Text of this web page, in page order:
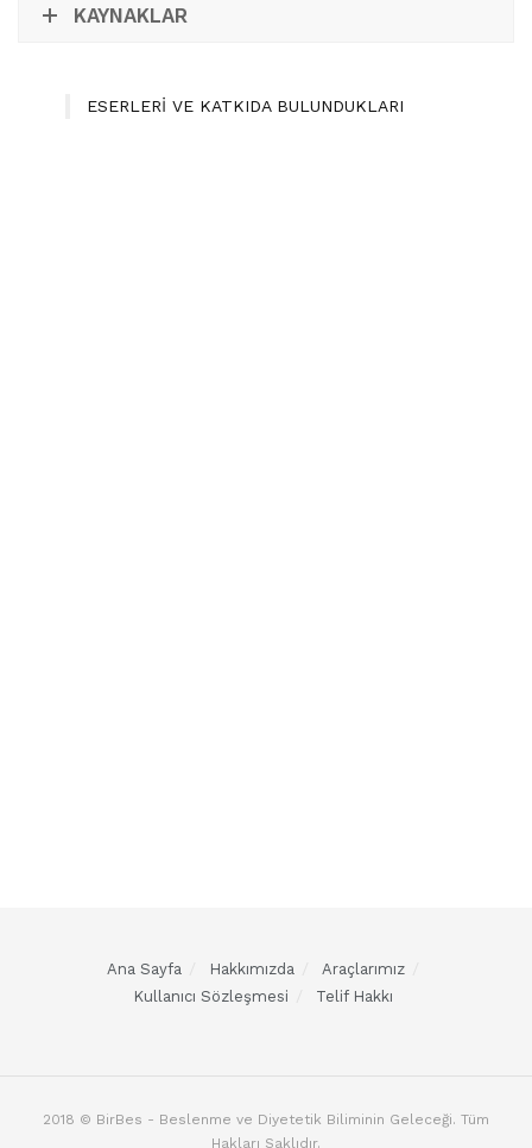
KAYNAKLAR
ESERLERİ VE KATKIDA BULUNDUKLARI
Ana Sayfa Hakkımızda
Araçlarımız
Kullanıcı Sözleşmesi
Telif Hakkı
2018 © BirBes - Beslenme ve Diyetetik Biliminin Geleceği. Tüm
Hakları Saklıdır.